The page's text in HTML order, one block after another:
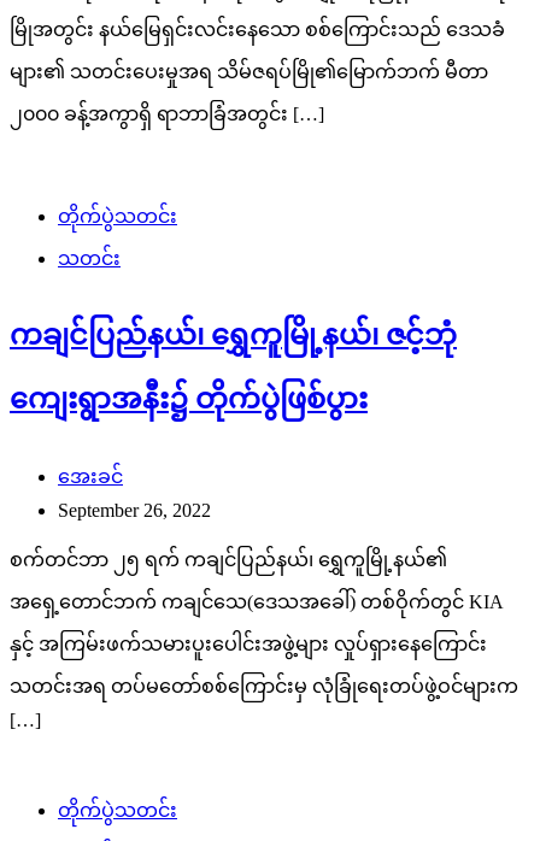
မြိုအတွင်း နယ်မြေရှင်းလင်းနေသော စစ်ကြောင်းသည် ဒေသခံ
များ၏ သတင်းပေးမှုအရ သိမ်ဇရပ်မြို၏မြောက်ဘက် မီတာ
၂၀၀၀ ခန့်အကွာရှိ ရာဘာခြံအတွင်း […]
တိုက်ပွဲသတင်း
သတင်း
ကချင်ပြည်နယ်၊ ရွှေကူမြို့နယ်၊ ဇင့်ဘုံ
ကျေးရွာအနီး၌ တိုက်ပွဲဖြစ်ပွား
အေးခင်
September 26, 2022
စက်တင်ဘာ ၂၅ ရက် ကချင်ပြည်နယ်၊ ရွှေကူမြို့နယ်၏
အရှေ့တောင်ဘက် ကချင်သေ(ဒေသအခေါ်) တစ်ဝိုက်တွင် KIA
နှင့် အကြမ်းဖက်သမားပူးပေါင်းအဖွဲ့များ လှုပ်ရှားနေကြောင်း
သတင်းအရ တပ်မတော်စစ်ကြောင်းမှ လုံခြုံရေးတပ်ဖွဲ့ဝင်များက
[…]
တိုက်ပွဲသတင်း